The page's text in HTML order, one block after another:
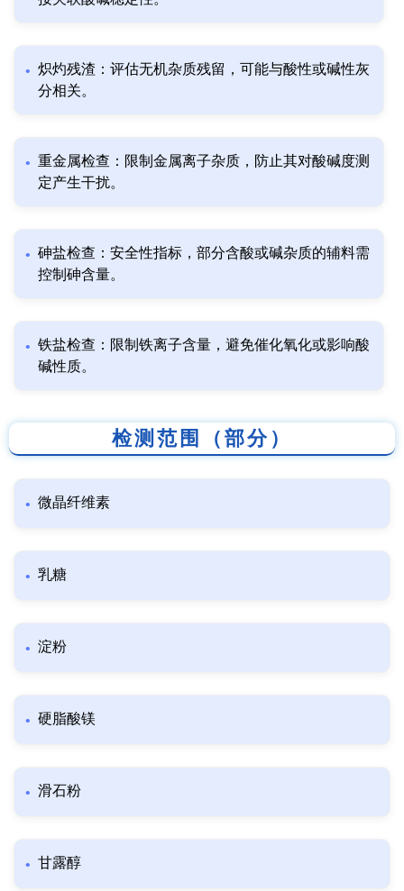
炽灼残渣：评估无机杂质残留，可能与酸性或碱性灰
分相关。
重金属检查：限制金属离子杂质，防止其对酸碱度测
定产生干扰。
砷盐检查：安全性指标，部分含酸或碱杂质的辅料需
控制砷含量。
铁盐检查：限制铁离子含量，避免催化氧化或影响酸
碱性质。
检测范围（部分）
微晶纤维素
乳糖
淀粉
硬脂酸镁
滑石粉
甘露醇